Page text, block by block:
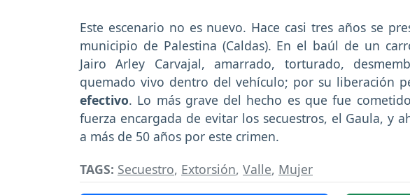
Este escenario no es nuevo. Hace casi tres años se
municipio de Palestina (Caldas). En el baúl de un
Jairo Arley Carvajal, amarrado, torturado,
quemado vivo dentro del vehículo; por su liberación
efectivo. Lo más grave del hecho es que fue
fuerza encargada de evitar los secuestros, el Gaula, y
a más de 50 años por este crimen.
TAGS: Secuestro, Extorsión, Valle, Mujer